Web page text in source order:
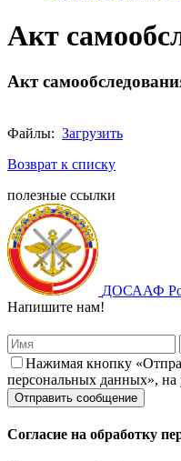
Акт
Акт
Файлы: Загрузить
Возврат к списку
полезные ссылки
ДОСААФ
Напишите нам!
Нажимая кнопку
персональных данных», на
Согласие на обработку